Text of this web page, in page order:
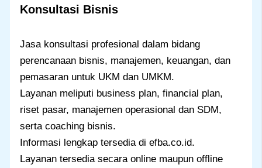
Konsultasi Bisnis
Jasa konsultasi profesional dalam bidang
perencanaan bisnis, manajemen, keuangan, dan
pemasaran untuk UKM dan UMKM.
Layanan meliputi business plan, financial plan,
riset pasar, manajemen operasional dan SDM,
serta coaching bisnis.
Informasi lengkap tersedia di efba.co.id.
Layanan tersedia secara online maupun offline